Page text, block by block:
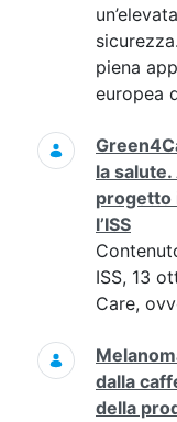
piena
europea
la salute.
progetto
l’ISS
ISS, 13
Care,
dalla
della